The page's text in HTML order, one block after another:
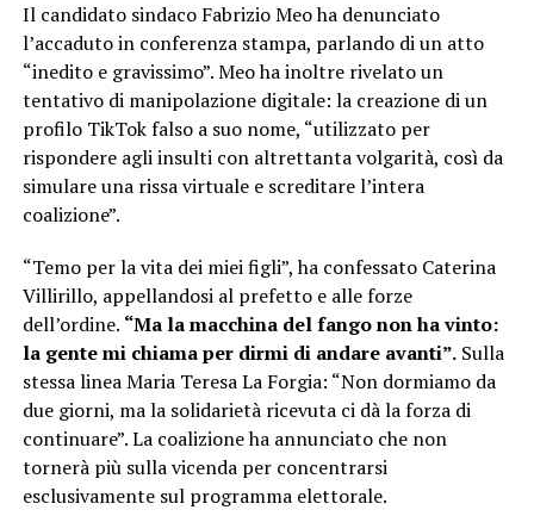
Il candidato sindaco Fabrizio Meo ha denunciato
l’accaduto in conferenza stampa, parlando di un atto
“inedito e gravissimo”. Meo ha inoltre rivelato un
tentativo di manipolazione digitale: la creazione di un
profilo TikTok falso a suo nome, “utilizzato per
rispondere agli insulti con altrettanta volgarità, così da
simulare una rissa virtuale e screditare l’intera
coalizione”.
“Temo per la vita dei miei figli”, ha confessato Caterina
Villirillo, appellandosi al prefetto e alle forze
dell’ordine. “Ma la macchina del fango non ha vinto:
la gente mi chiama per dirmi di andare avanti”.Sulla
stessa linea Maria Teresa La Forgia: “Non dormiamo da
due giorni, ma la solidarietà ricevuta ci dà la forza di
continuare”. La coalizione ha annunciato che non
tornerà più sulla vicenda per concentrarsi
esclusivamente sul programma elettorale.